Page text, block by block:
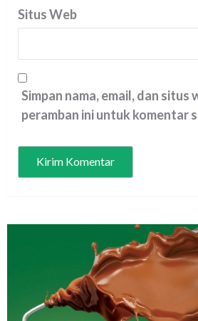
Situs Web
Simpan nama, email, dan situs
peramban ini untuk komentar